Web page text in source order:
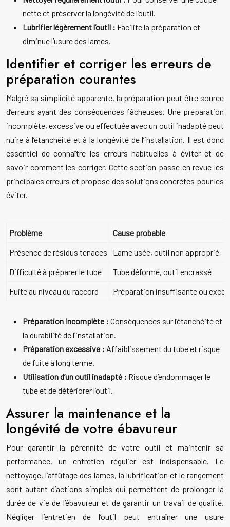
nette et préserver la longévité de l’outil.
Lubrifier légèrement l’outil : Facilite la préparation et
diminue l’usure des lames.
Identifier et corriger les erreurs de
préparation courantes
Malgré sa simplicité apparente, la préparation peut être source
d’erreurs ayant des conséquences fâcheuses. Une préparation
incomplète, excessive ou effectuée avec un outil inadapté peut
nuire à l’étanchéité et à la longévité de l’installation. Il est donc
essentiel de connaître les erreurs habituelles à éviter et de
savoir comment les corriger. Cette section passe en revue les
principales erreurs et propose des solutions concrètes pour les
éviter.
Problème
Cause probable
Présence de résidus tenaces
Lame usée, outil non approprié
Difficulté à préparer le tube
Tube déformé, outil encrassé
Fuite au niveau du raccord
Préparation insuffisante ou
Préparation incomplète : Conséquences sur l’étanchéité et
la durabilité de l’installation.
Préparation excessive : Affaiblissement du tube et risque
de fuite à long terme.
Utilisation d’un outil inadapté : Risque d’endommager le
tube et de détériorer l’outil.
Assurer la maintenance et la
longévité de votre ébavureur
Pour garantir la pérennité de votre outil et maintenir sa
performance, un entretien régulier est indispensable. Le
nettoyage, l’affûtage des lames, la lubrification et le rangement
sont autant d’actions simples qui permettent de prolonger la
durée de vie de l’ébavureur et de garantir un travail de qualité.
Négliger l’entretien de l’outil peut entraîner une usure